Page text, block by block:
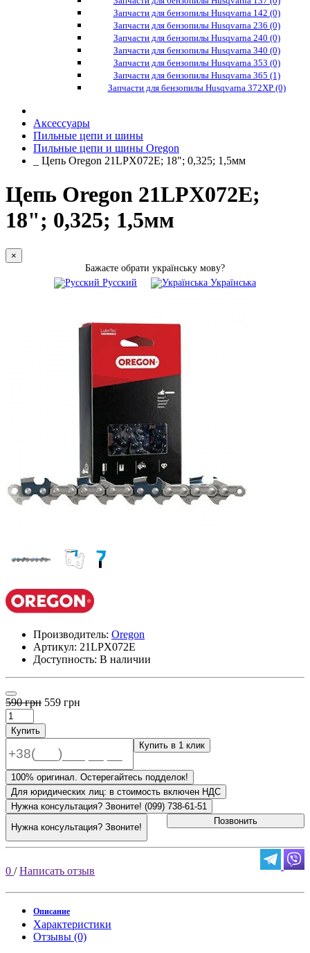
Запчасти для бензопилы Husqvarna 142 (0)
Запчасти для бензопилы Husqvarna 236 (0)
Запчасти для бензопилы Husqvarna 240 (0)
Запчасти для бензопилы Husqvarna 340 (0)
Запчасти для бензопилы Husqvarna 353 (0)
Запчасти для бензопилы Husqvarna 365 (1)
Запчасти для бензопилы Husqvarna 372XP (0)
Аксессуары
Пильные цепи и шины
Пильные цепи и шины Oregon
_ Цепь Oregon 21LPX072E; 18"; 0,325; 1,5мм
Цепь Oregon 21LPX072E;
18"; 0,325; 1,5мм
×
Бажаєте обрати українську мову?
Русский
Українська
Производитель: Oregon
Артикул: 21LPX072E
Доступность: В наличии
590 грн 559 грн
Купить
Купить в 1 клик
100% оригинал. Остерегайтесь подделок!
Для юридических лиц: в стоимость включен НДС
Нужна консультация? Звоните! (099) 738-61-51
Нужна консультация? Звоните!
Позвонить
0 /Написать отзыв
Описание
Характеристики
Отзывы (0)